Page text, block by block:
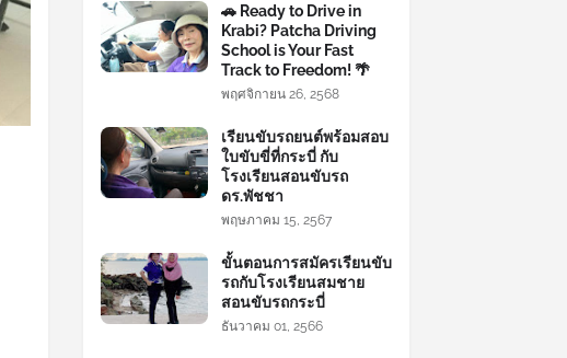
🚗 Ready to Drive in
Krabi? Patcha Driving
School is Your Fast
Track to Freedom! 🌴
พฤศจิกายน 26, 2568
เรียนขับรถยนต์พร้อมสอบ
ใบขับขี่ที่กระบี่ กับ
โรงเรียนสอนขับรถ
ดร.พัชชา
พฤษภาคม 15, 2567
ขั้นตอนการสมัครเรียนขับ
รถกับโรงเรียนสมชาย
สอนขับรถกระบี่
ธันวาคม 01, 2566